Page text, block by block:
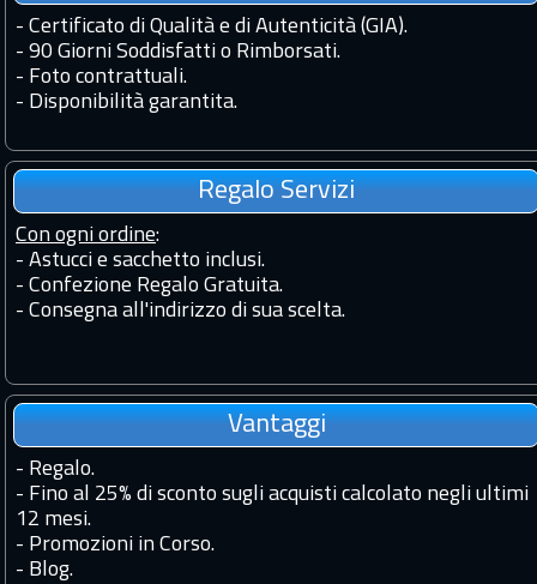
- Certificato di Qualità e di Autenticità (GIA).
- 90 Giorni Soddisfatti o Rimborsati.
- Foto contrattuali.
- Disponibilità garantita.
Regalo Servizi
Con ogni ordine:
- Astucci e sacchetto inclusi.
- Confezione Regalo Gratuita.
- Consegna all'indirizzo di sua scelta.
Vantaggi
- Regalo.
- Fino al 25% di sconto sugli acquisti calcolato negli ultimi
12 mesi.
- Promozioni in Corso.
- Blog.